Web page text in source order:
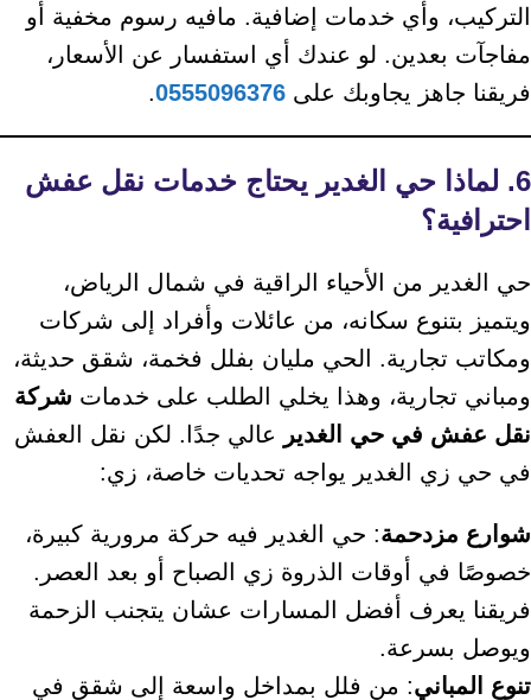
التركيب، وأي خدمات إضافية. مافيه رسوم مخفية أو
مفاجآت بعدين. لو عندك أي استفسار عن الأسعار،
فريقنا جاهز يجاوبك على 0555096376
.
6. لماذا حي الغدير يحتاج خدمات نقل عفش
احترافية؟
حي الغدير من الأحياء الراقية في شمال الرياض،
ويتميز بتنوع سكانه، من عائلات وأفراد إلى شركات
ومكاتب تجارية. الحي مليان بفلل فخمة، شقق حديثة،
ومباني تجارية، وهذا يخلي الطلب على خدمات شركة
نقل عفش في حي الغدير
عالي جدًا. لكن نقل العفش
في حي زي الغدير يواجه تحديات خاصة، زي:
شوارع مزدحمة: حي الغدير فيه حركة مرورية كبيرة،
خصوصًا في أوقات الذروة زي الصباح أو بعد العصر.
فريقنا يعرف أفضل المسارات عشان يتجنب الزحمة
ويوصل بسرعة.
تنوع المباني: من فلل بمداخل واسعة إلى شقق في